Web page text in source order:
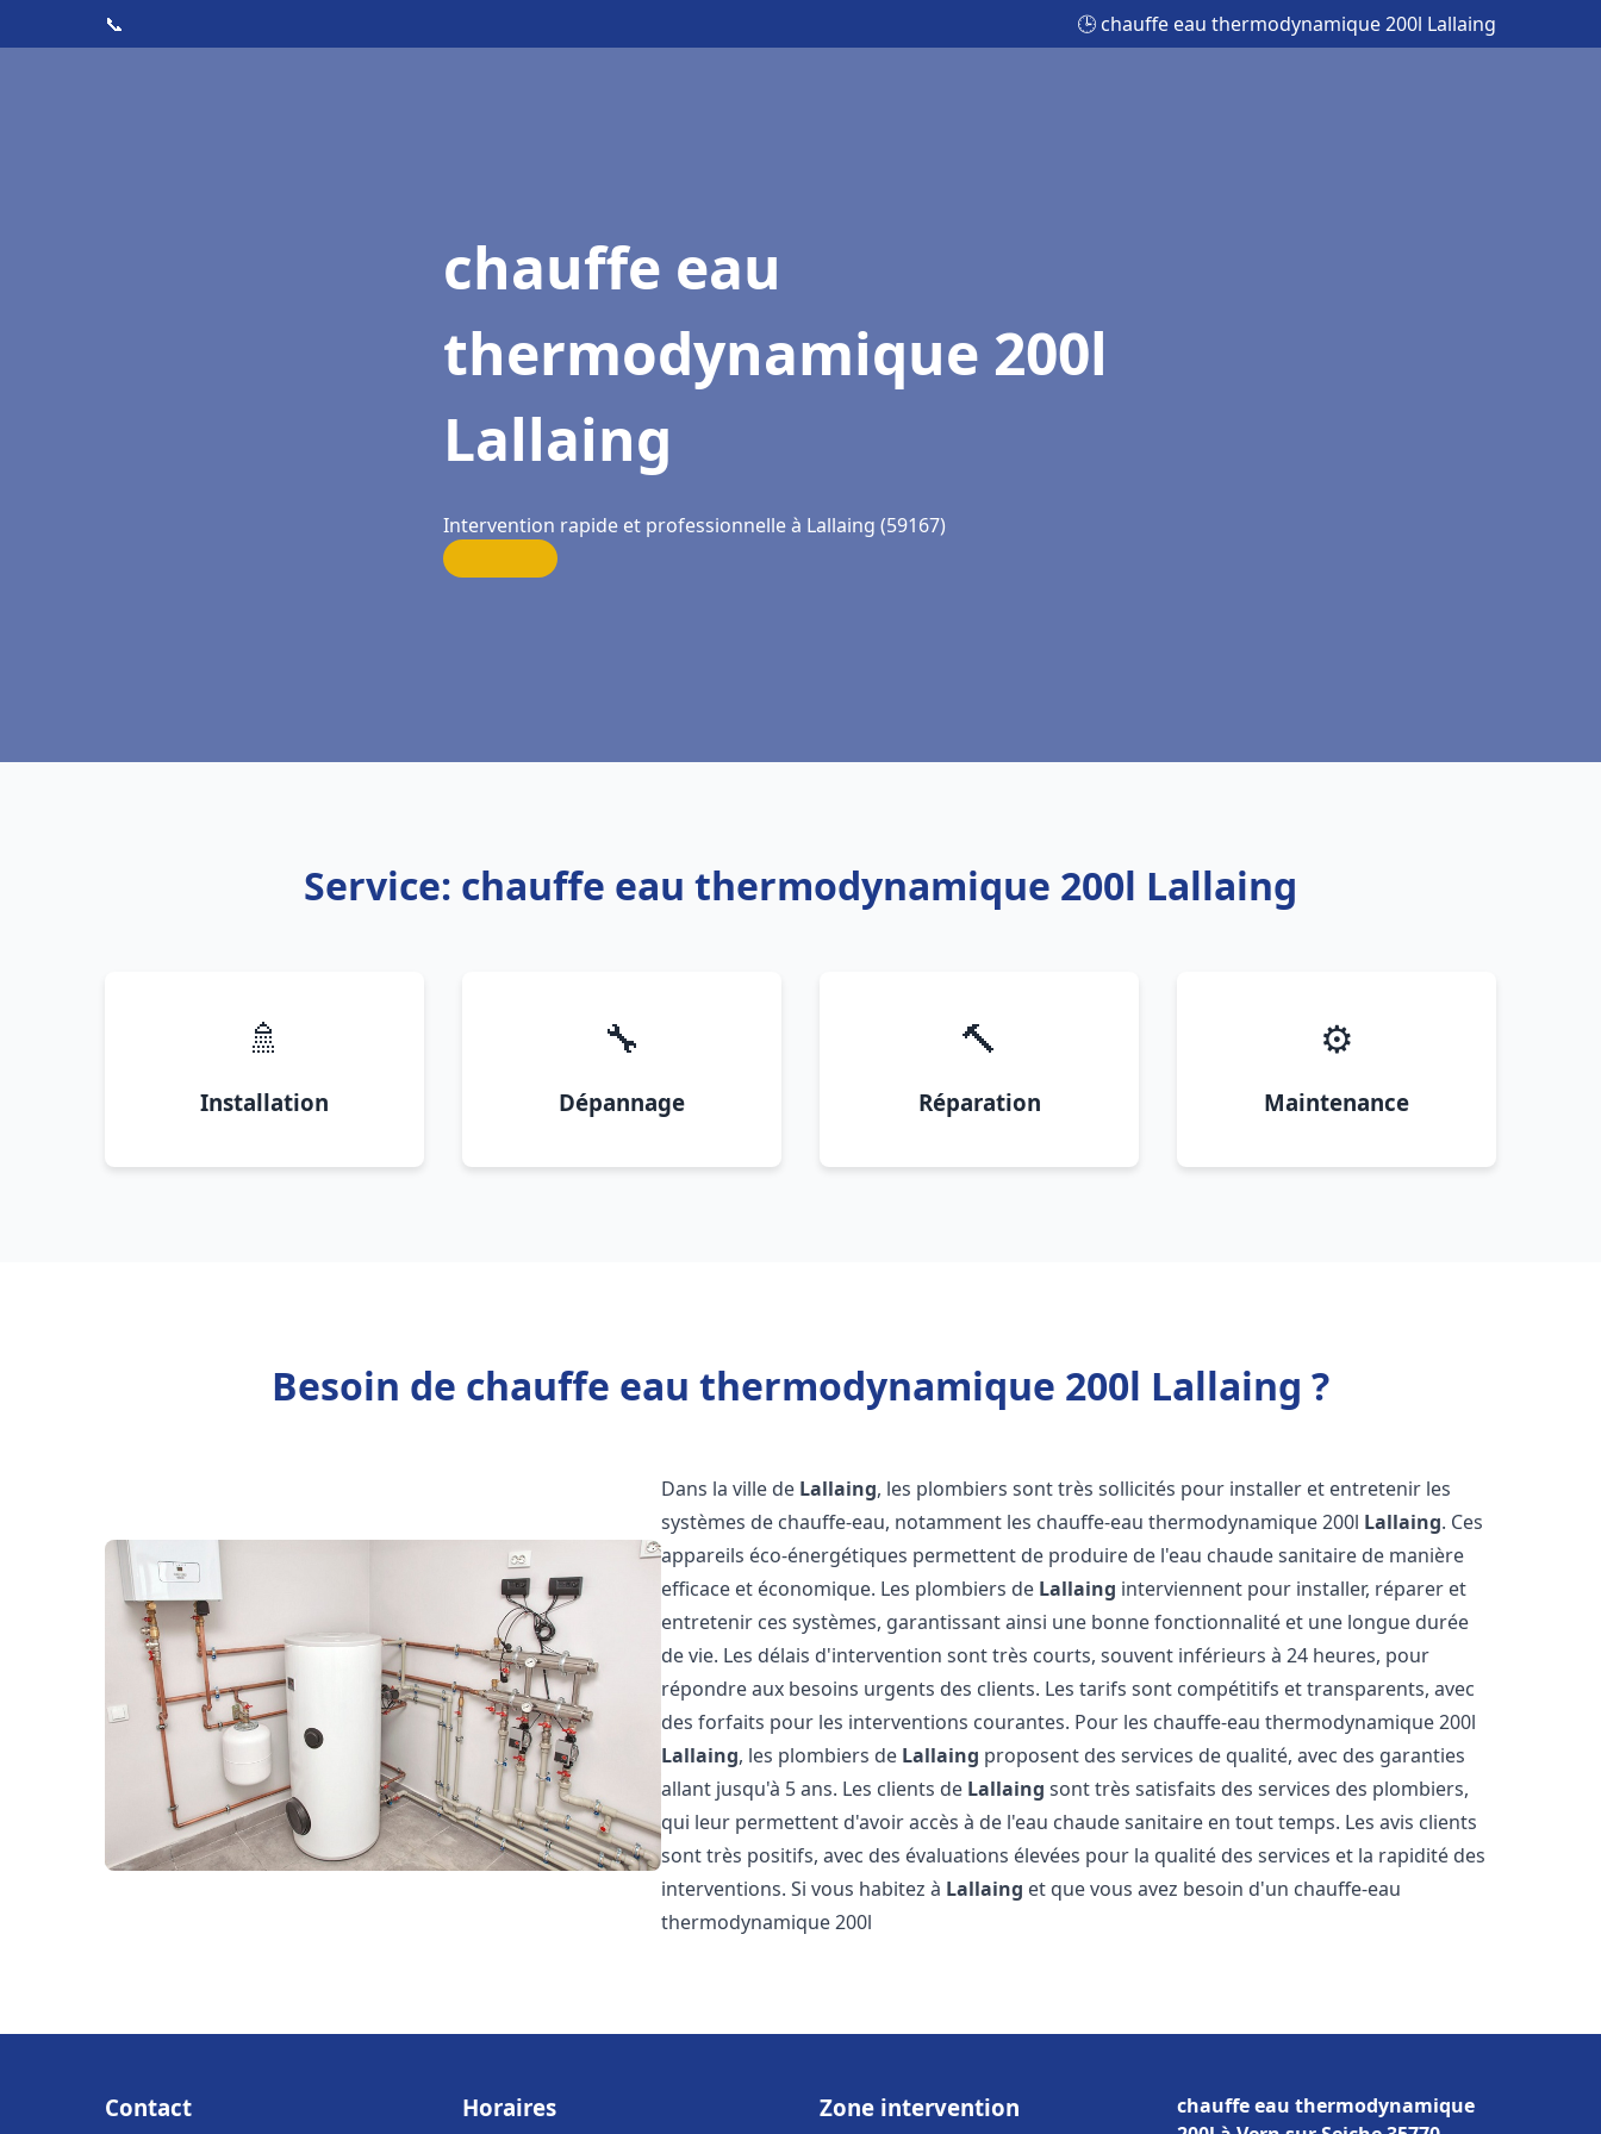
📞 🕒 chauffe eau thermodynamique 200l Lallaing
chauffe eau
thermodynamique 200l
Lallaing
Intervention rapide et professionnelle à Lallaing (59167)
Service: chauffe eau thermodynamique 200l Lallaing
🚿
Installation
🔧
Dépannage
🔨
Réparation
⚙️
Maintenance
Besoin de chauffe eau thermodynamique 200l Lallaing ?
Dans la ville de Lallaing, les plombiers sont très sollicités pour installer et entretenir les
systèmes de chauffe-eau, notamment les chauffe-eau thermodynamique 200l Lallaing. Ces
appareils éco-énergétiques permettent de produire de l'eau chaude sanitaire de manière
efficace et économique. Les plombiers de Lallaing interviennent pour installer, réparer et
entretenir ces systèmes, garantissant ainsi une bonne fonctionnalité et une longue durée
de vie. Les délais d'intervention sont très courts, souvent inférieurs à 24 heures, pour
répondre aux besoins urgents des clients. Les tarifs sont compétitifs et transparents, avec
des forfaits pour les interventions courantes. Pour les chauffe-eau thermodynamique 200l
Lallaing, les plombiers de Lallaing proposent des services de qualité, avec des garanties
allant jusqu'à 5 ans. Les clients de Lallaing sont très satisfaits des services des plombiers,
qui leur permettent d'avoir accès à de l'eau chaude sanitaire en tout temps. Les avis clients
sont très positifs, avec des évaluations élevées pour la qualité des services et la rapidité des
interventions. Si vous habitez à Lallaing et que vous avez besoin d'un chauffe-eau
thermodynamique 200l
Contact Horaires Zone intervention
chauffe eau thermodynamique